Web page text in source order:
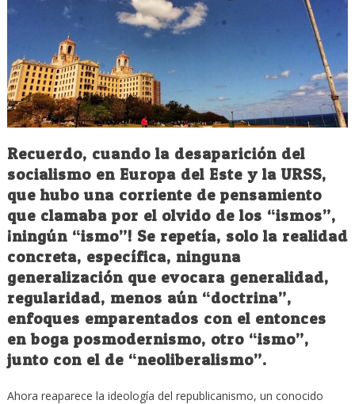
Recuerdo, cuando la desaparición del
socialismo en Europa del Este y la URSS,
que hubo una corriente de pensamiento
que clamaba por el olvido de los “ismos”,
¡ningún “ismo”! Se repetía, solo la realidad
concreta, específica, ninguna
generalización que evocara generalidad,
regularidad, menos aún “doctrina”,
enfoques emparentados con el entonces
en boga posmodernismo, otro “ismo”,
junto con el de “neoliberalismo”.
Ahora reaparece la ideología del republicanismo, un conocido